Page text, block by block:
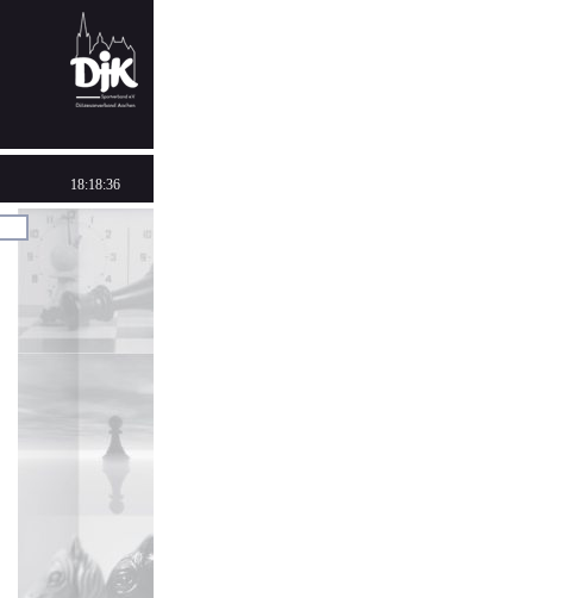
18:18:36